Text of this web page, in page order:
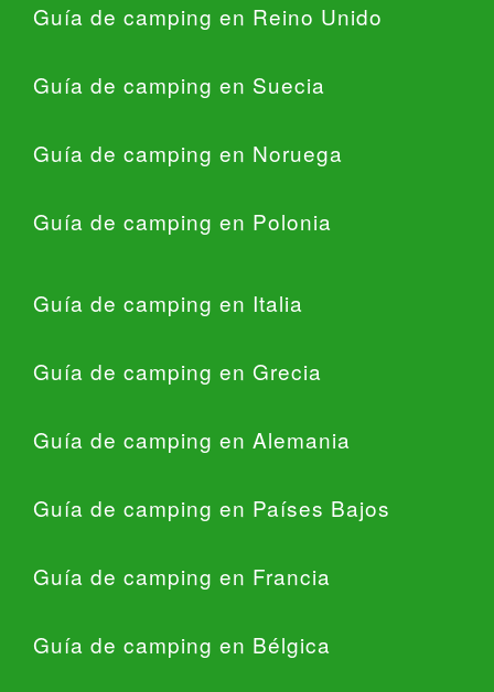
Guía de camping en Reino Unido
Guía de camping en Suecia
Guía de camping en Noruega
Guía de camping en Polonia
Guía de camping en Italia
Guía de camping en Grecia
Guía de camping en Alemania
Guía de camping en Países Bajos
Guía de camping en Francia
Guía de camping en Bélgica